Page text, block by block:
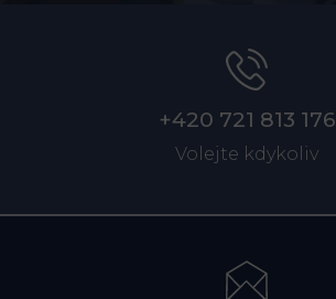
+420 721 813 176
Volejte kdykoliv